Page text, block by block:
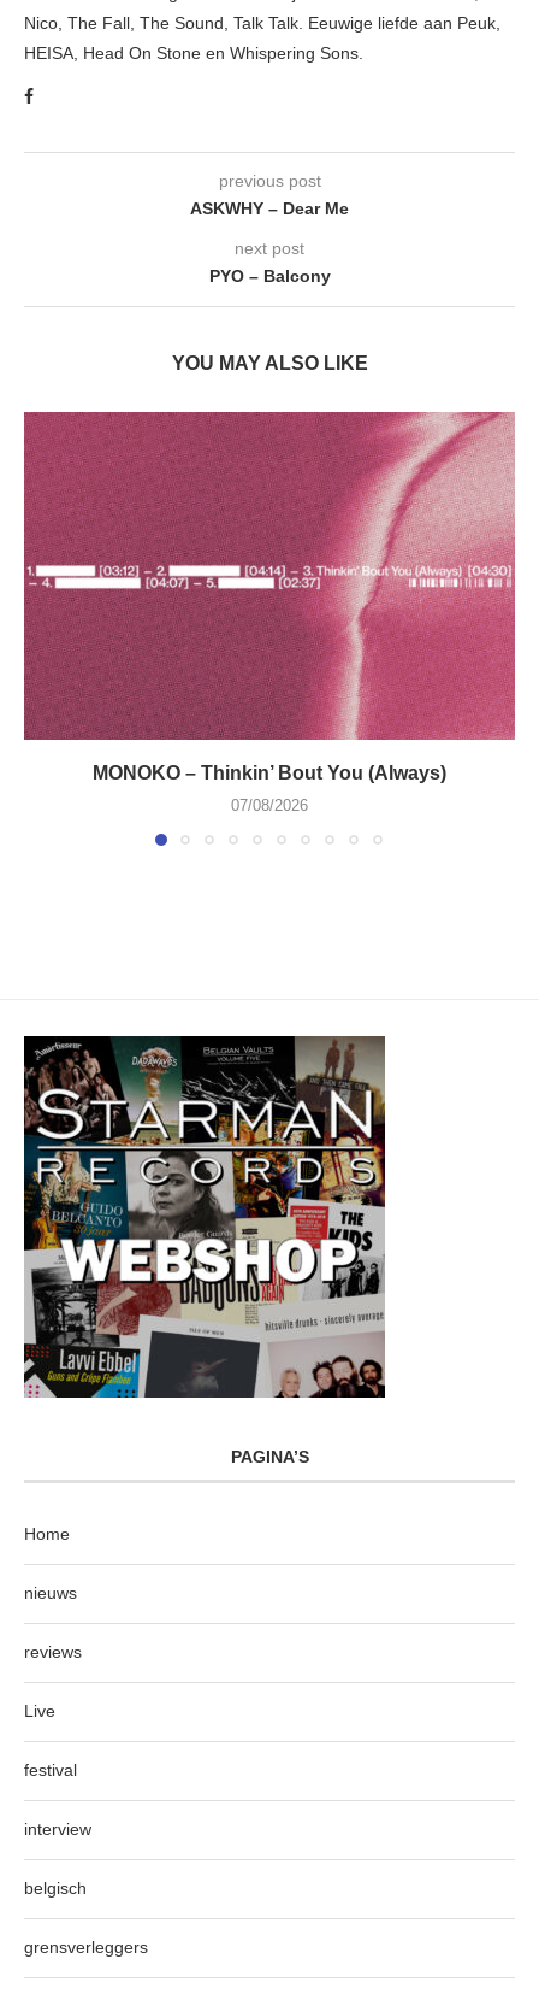
Nico, The Fall, The Sound, Talk Talk. Eeuwige liefde aan Peuk,
HEISA, Head On Stone en Whispering Sons.
previous post
ASKWHY – Dear Me
next post
PYO – Balcony
YOU MAY ALSO LIKE
MONOKO – Thinkin’ Bout You (Always)
07/08/2026
PAGINA’S
Home
nieuws
reviews
Live
festival
interview
belgisch
grensverleggers